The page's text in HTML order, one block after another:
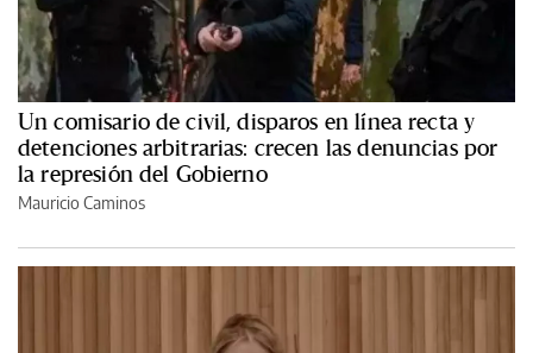
Un comisario de civil, disparos en línea recta y
detenciones arbitrarias: crecen las denuncias por
la represión del Gobierno
Mauricio Caminos